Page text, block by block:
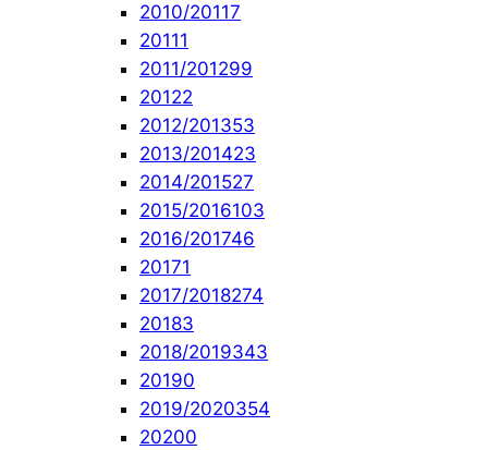
2010/20117
20111
2011/201299
20122
2012/201353
2013/201423
2014/201527
2015/2016103
2016/201746
20171
2017/2018274
20183
2018/2019343
20190
2019/2020354
20200